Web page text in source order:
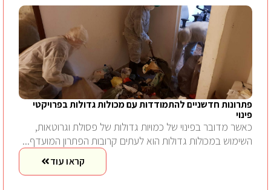
פתרונות חדשניים להתמודדות עם מכולות גדולות בפרויקטי
פינוי
כאשר מדובר בפינוי של כמויות גדולות של פסולת וגרוטאות,
השימוש במכולות גדולות הוא לעתים קרובות הפתרון המועדף...
קראו עוד